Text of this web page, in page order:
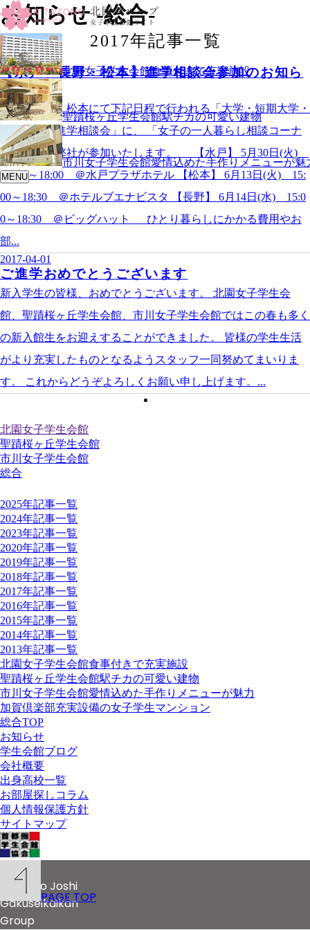
北園女子学生会館食事付きで充実施設
聖蹟桜ヶ丘学生会館駅チカの可愛い建物
市川女子学生会館愛情込めた手作りメニューが魅
MENU
お知らせ 総合
2017年記事一覧
2017-05-21
【水戸・長野・松本】進学相談会参加のお知ら
せ
水戸・長野・松本にて下記日程で行われる「大学・短期大学・
専門学校 進学相談会」に、 「女子の一人暮らし相談コーナ
ー」として弊社が参加いたします。 【水戸】 5月30日(火)
14 :00～18:00 ＠水戸プラザホテル 【松本】 6月13日(火) 15:
00～18:30 ＠ホテルブエナビスタ 【長野】 6月14日(水) 15:0
0～18:30 ＠ビッグハット ひとり暮らしにかかる費用やお
部...
2017-04-01
ご進学おめでとうございます
新入学生の皆様、おめでとうございます。 北園女子学生会
館、聖蹟桜ヶ丘学生会館、市川女子学生会館ではこの春も多く
の新入館生をお迎えすることができました。 皆様の学生生活
がより充実したものとなるようスタッフ一同努めてまいりま
す。 これからどうぞよろしくお願い申し上げます。...
北園女子学生会館
聖蹟桜ヶ丘学生会館
市川女子学生会館
総合
2025年記事一覧
2024年記事一覧
2023年記事一覧
2020年記事一覧
2019年記事一覧
2018年記事一覧
2017年記事一覧
2016年記事一覧
2015年記事一覧
2014年記事一覧
2013年記事一覧
北園女子学生会館食事付きで充実施設
聖蹟桜ヶ丘学生会館駅チカの可愛い建物
市川女子学生会館愛情込めた手作りメニューが魅力
加賀倶楽部充実設備の女子学生マンション
総合TOP
お知らせ
学生会館ブログ
会社概要
出身高校一覧
お部屋探しコラム
個人情報保護方針
サイトマップ
PAGE TOP
© 2020
Kitazono Joshi
Gakuseikaikan
Group